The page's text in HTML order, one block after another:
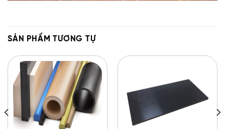
SẢN PHẨM TƯƠNG TỰ